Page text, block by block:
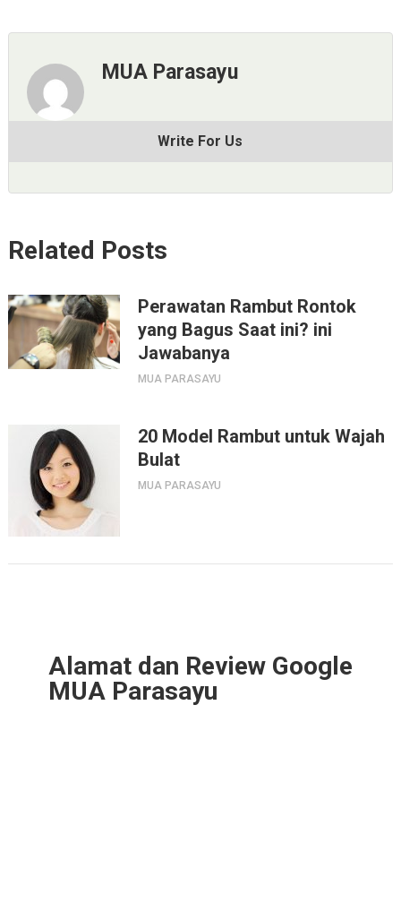
MUA Parasayu
Write For Us
Related Posts
Perawatan Rambut Rontok
yang Bagus Saat ini? ini
Jawabanya
MUA PARASAYU
20 Model Rambut untuk Wajah
Bulat
MUA PARASAYU
Alamat dan Review Google
MUA Parasayu